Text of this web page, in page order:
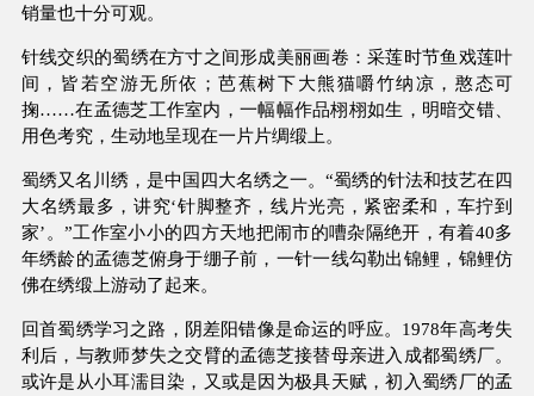
销量也十分可观。
针线交织的蜀绣在方寸之间形成美丽画卷：采莲时节鱼戏莲叶
间，皆若空游无所依；芭蕉树下大熊猫嚼竹纳凉，憨态可
掬……在孟德芝工作室内，一幅幅作品栩栩如生，明暗交错、
用色考究，生动地呈现在一片片绸缎上。
蜀绣又名川绣，是中国四大名绣之一。“蜀绣的针法和技艺在四
大名绣最多，讲究‘针脚整齐，线片光亮，紧密柔和，车拧到
家’。”工作室小小的四方天地把闹市的嘈杂隔绝开，有着40多
年绣龄的孟德芝俯身于绷子前，一针一线勾勒出锦鲤，锦鲤仿
佛在绣缎上游动了起来。
回首蜀绣学习之路，阴差阳错像是命运的呼应。1978年高考失
利后，与教师梦失之交臂的孟德芝接替母亲进入成都蜀绣厂。
或许是从小耳濡目染，又或是因为极具天赋，初入蜀绣厂的孟